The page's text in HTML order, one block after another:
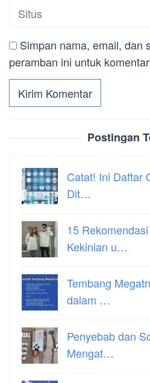
Simpan nama, email, dan
peramban ini untuk
Postingan
Catat! Ini Daftar
Dit…
15
Kekinian u…
Tembang
dalam …
Penyebab dan
Mengat…